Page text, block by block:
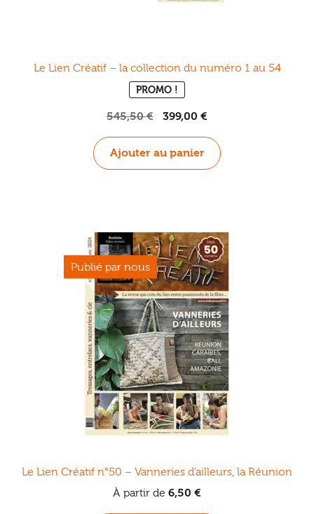
Le Lien Créatif – la collection du numéro 1 au 54
PROMO !
545,50€
Le
initial
était :
399,00€
actuel
est :
Ajouter au panier
Le Lien Créatif n°50 – Vanneries d’ailleurs, la Réunion
À partir de 6,50 €